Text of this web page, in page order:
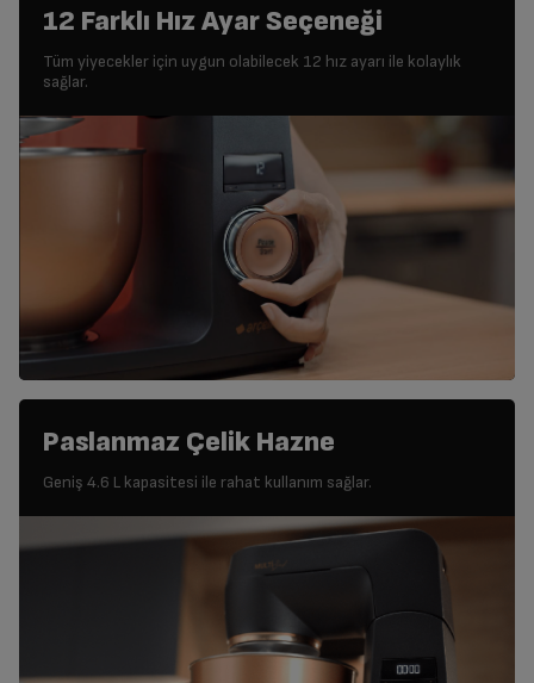
12 Farklı Hız Ayar Seçeneği
Tüm yiyecekler için uygun olabilecek 12 hız ayarı ile kolaylık
sağlar.
Paslanmaz Çelik Hazne
Geniş 4.6 L kapasitesi ile rahat kullanım sağlar.